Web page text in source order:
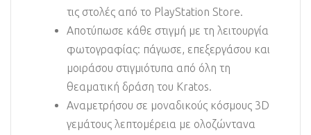
τις στολές από το PlayStation Store.
Αποτύπωσε κάθε στιγμή με τη λειτουργία
φωτογραφίας: πάγωσε, επεξεργάσου και
μοιράσου στιγμιότυπα από όλη τη
θεαματική δράση του Kratos.
Αναμετρήσου σε μοναδικούς κόσμους 3D
γεμάτους λεπτομέρεια με ολοζώντανα